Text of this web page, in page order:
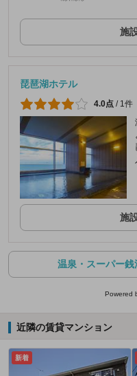
施
琵琶湖ホテル
4.0点 / 1件
施
温泉・スーパー
Powered
近隣の賃貸マンション
新着